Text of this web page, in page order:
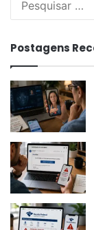
Postagens